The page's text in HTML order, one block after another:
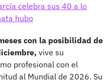
celebra sus 40 a lo
hubo
con la posibilidad de
vive su
profesional con el
al Mundial de 2026. Su